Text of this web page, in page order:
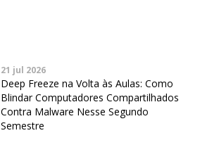
21 jul 2026
Deep Freeze na Volta às Aulas: Como
Blindar Computadores Compartilhados
Contra Malware Nesse Segundo
Semestre